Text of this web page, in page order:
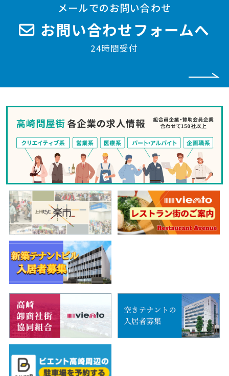
メールでのお問い合わせ
お問い合わせフォームへ
24時間受付